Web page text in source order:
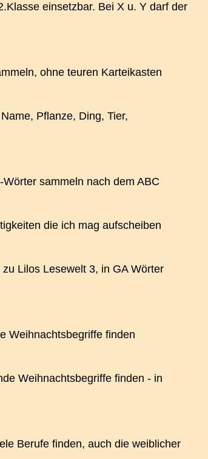
einsetzbar. Bei X u. Y darf der
ohne teuren Karteikasten
Pflanze, Ding, Tier,
sammeln nach dem ABC
die ich mag aufscheiben
zu Lilos Lesewelt 3, in GA Wörter
Weihnachtsbegriffe finden
Weihnachtsbegriffe finden - in
Berufe finden, auch die weiblicher